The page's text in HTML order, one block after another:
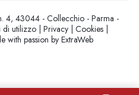
4, 43044 - Collecchio - Parma -
di utilizzo| Privacy| Cookies|
with passion byExtraWeb